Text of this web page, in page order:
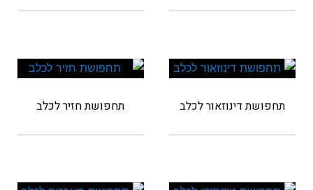
תחפושת דינוזאור לכלב תחפושת חזיר לכלב